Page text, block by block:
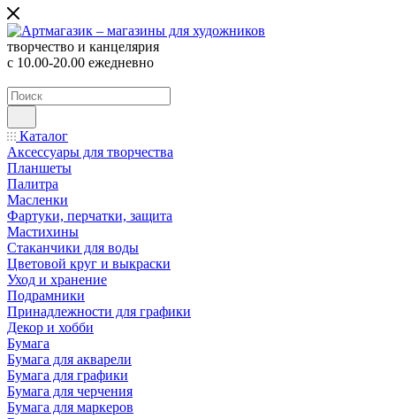
творчество и канцелярия
с 10.00-20.00 ежедневно
Каталог
Аксессуары для творчества
Планшеты
Палитра
Масленки
Фартуки, перчатки, защита
Мастихины
Стаканчики для воды
Цветовой круг и выкраски
Уход и хранение
Подрамники
Принадлежности для графики
Декор и хобби
Бумага
Бумага для акварели
Бумага для графики
Бумага для черчения
Бумага для маркеров